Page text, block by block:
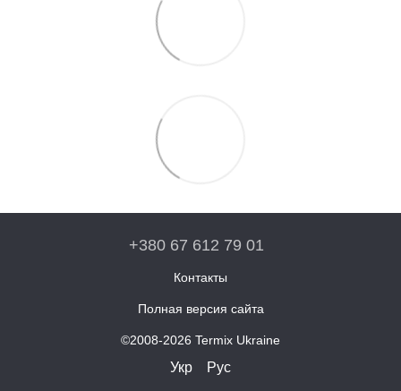
+380 67 612 79 01
Контакты
Полная версия сайта
©2008-2026 Termix Ukraine
Укр Рус